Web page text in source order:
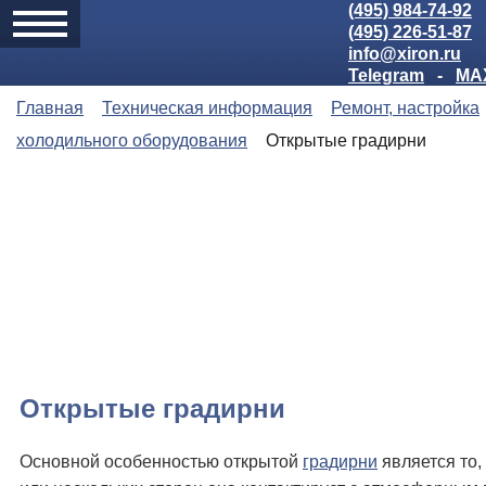
(495) 984-74-92
(495) 226-51-87
info@xiron.ru
Telegram
-
Главная
Техническая информация
Ремонт, настройка
холодильного оборудования
Открытые градирни
Открытые градирни
Основной особенностью открытой градирни является